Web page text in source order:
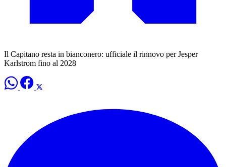
Il Capitano resta in bianconero: ufficiale il rinnovo per Jesper
Karlstrom fino al 2028